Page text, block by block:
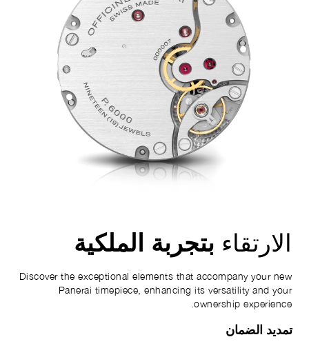
الارتقاء بتجربة الملكية
Discover the exceptional elements that accompany your new
Panerai timepiece, enhancing its versatility and your
ownership experience.
تمديد الضمان